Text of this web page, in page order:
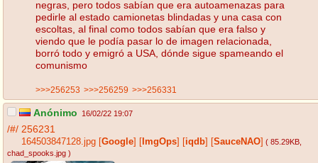
negras, pero todos sabían que era autoamenazas para
pedirle al estado camionetas blindadas y una casa con
escoltas, al final como todos sabían que era falso y
viendo que le podía pasar lo de imagen relacionada,
borró todo y emigró a USA, dónde sigue spameando el
comunismo
>>>256253 >>>256259 >>>256331
Anónimo 16/02/22 19:07
/#/ 256231
164503847128.jpg Google ImgOps iqdb SauceNAO ( 85.29KB
chad_spooks.jpg )